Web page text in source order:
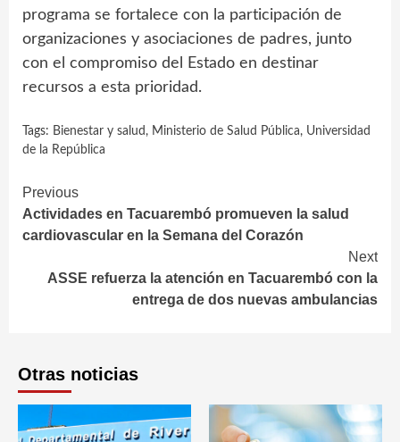
programa se fortalece con la participación de
organizaciones y asociaciones de padres, junto
con el compromiso del Estado en destinar
recursos a esta prioridad.
Tags: Bienestar y salud , Ministerio de Salud Pública, Universidad
de la República
Continue
Reading
Previous
Actividades en Tacuarembó promueven la salud
cardiovascular en la Semana del Corazón
Next
ASSE refuerza la atención en Tacuarembó con la
entrega de dos nuevas ambulancias
Otras noticias